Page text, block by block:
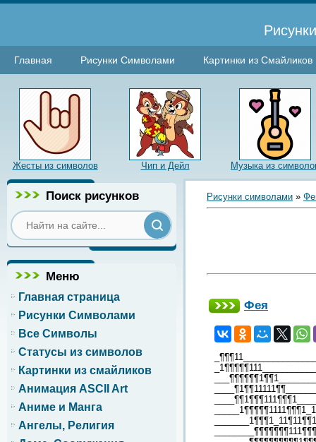
Главная Рисунки Символами Картинки из Смайликов
Жесты из символов Чип и Дейл Музыка из
Поиск рисунков
Меню
Главная страница
Рисунки Символами
Все Символы
Статусы из символов
Картинки из смайликов
Анимация ASCII Art
Аниме и Манга
Ангелы, Религия
Рисунки символами »
Фея